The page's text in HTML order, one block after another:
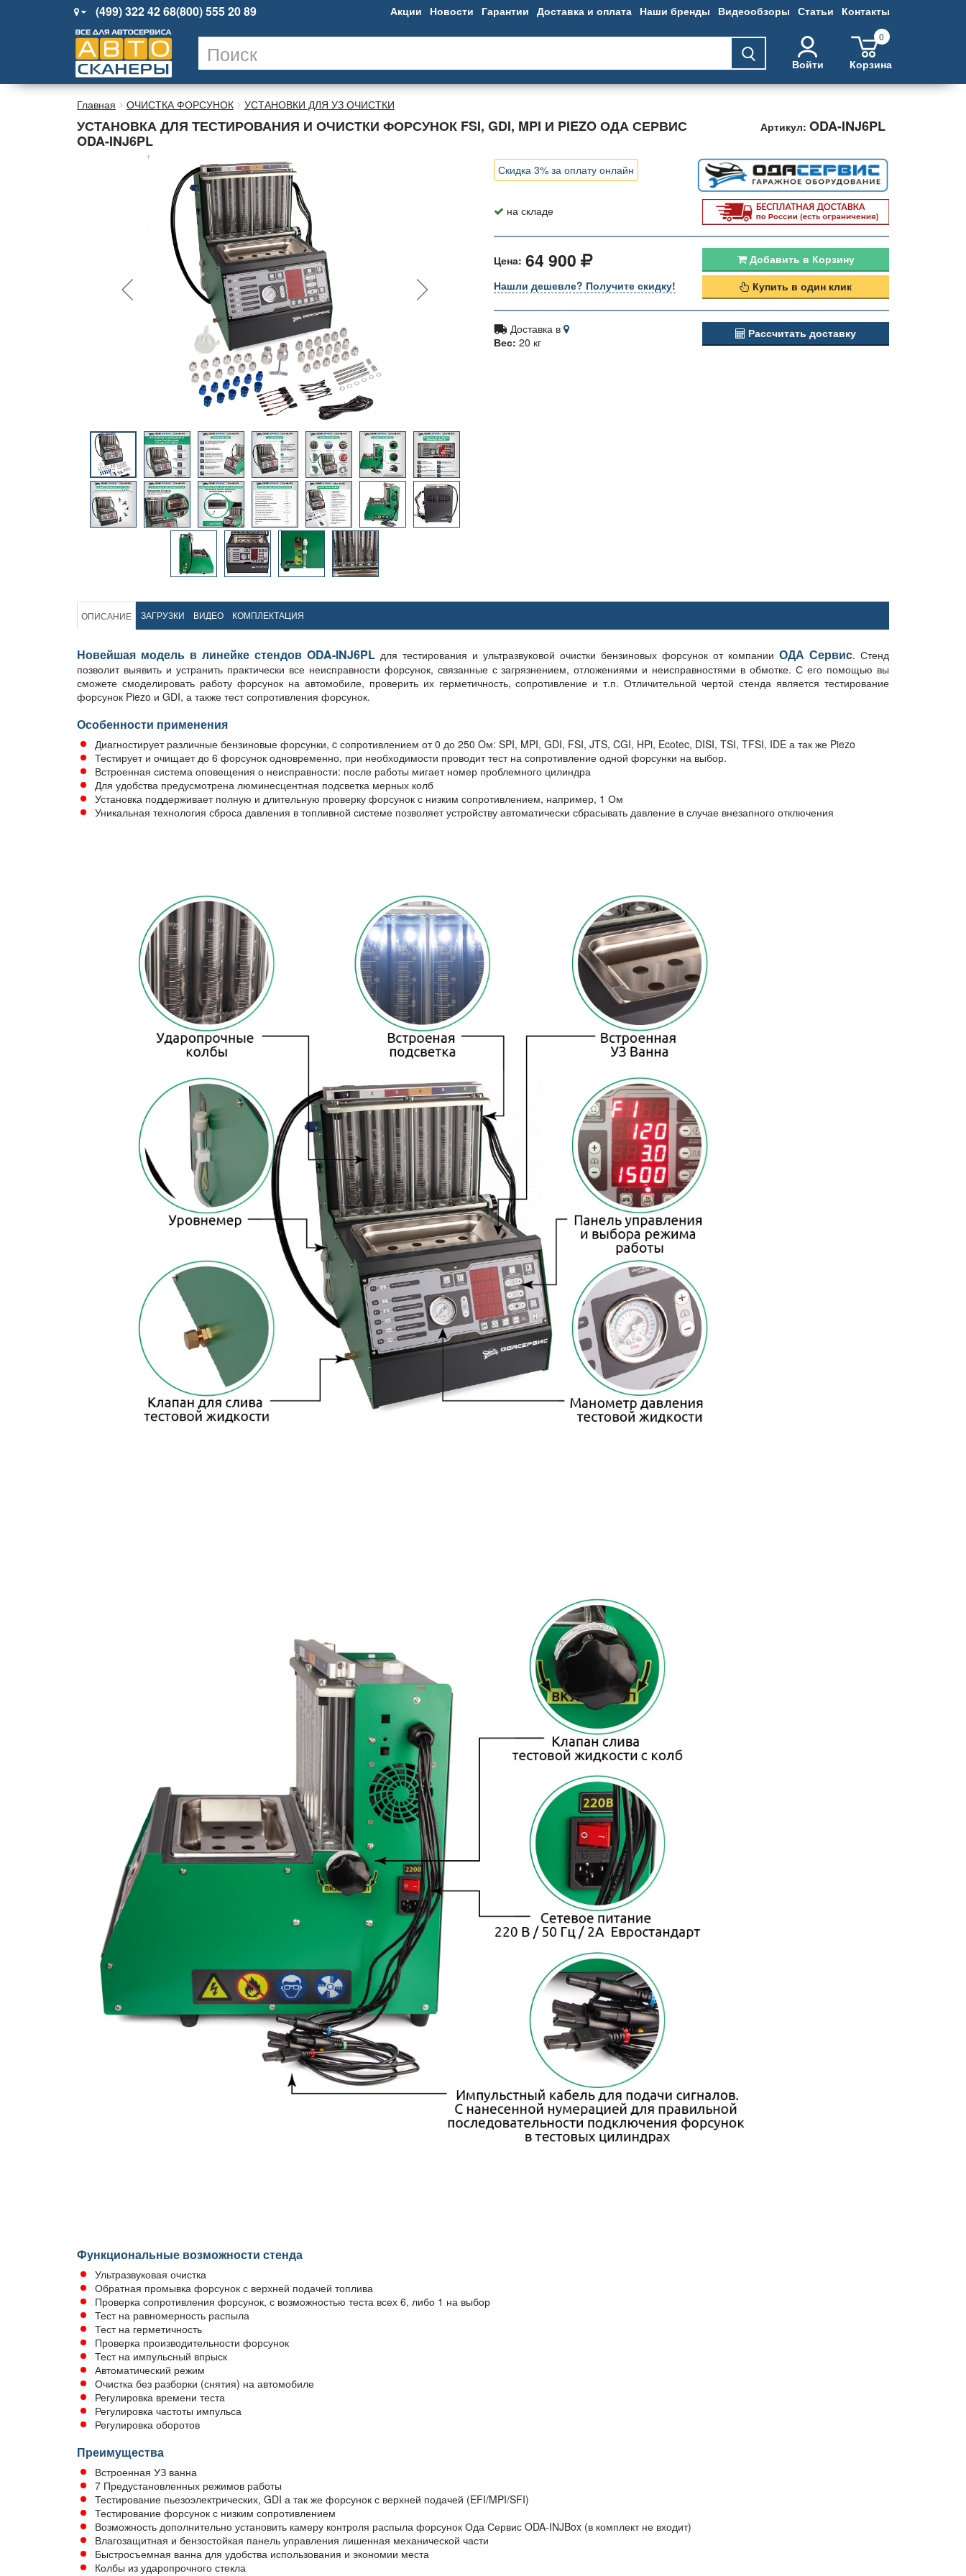
(499) 322 42 68(800) 555 20 89 Акции Новости Гарантии Доставка и оплата Наши бренды Видеообзоры Статьи Контакты
Войти
0
Корзина
Главная ОЧИСТКА ФОРСУНОК УСТАНОВКИ ДЛЯ УЗ ОЧИСТКИ
УСТАНОВКА ДЛЯ ТЕСТИРОВАНИЯ И ОЧИСТКИ ФОРСУНОК FSI, GDI, MPI И PIEZO ОДА СЕРВИС
ODA-INJ6PL
Артикул: ODA-INJ6PL
Скидка 3% за оплату онлайн
на складе
Цена: 64 900
Нашли дешевле? Получите скидку!
Добавить в Корзину
Купить в один клик
Доставка в
Вес: 20 кг
Рассчитать доставку
ОПИСАНИЕ ЗАГРУЗКИ ВИДЕО КОМПЛЕКТАЦИЯ
Новейшая модель в линейке стендов ODA-INJ6PL для тестирования и ультразвуковой очистки бензиновых форсунок от компании ОДА Сервис. Стенд
позволит выявить и устранить практически все неисправности форсунок, связанные с загрязнением, отложениями и неисправностями в обмотке. С его помощью вы
сможете смоделировать работу форсунок на автомобиле, проверить их герметичность, сопротивление и т.п. Отличительной чертой стенда является тестирование
форсунок Piezo и GDI, а также тест сопротивления форсунок.
Особенности применения
Диагностирует различные бензиновые форсунки, c сопротивлением от 0 до 250 Oм: SPI, MPI, GDI, FSI, JTS, CGI, HPi, Ecotec, DISI, TSI, TFSI, IDE а так же Piezo
Тестирует и очищает до 6 форсунок одновременно, при необходимости проводит тест на сопротивление одной форсунки на выбор.
Встроенная система оповещения о неисправности: после работы мигает номер проблемного цилиндра
Для удобства предусмотрена люминесцентная подсветка мерных колб
Установка поддерживает полную и длительную проверку форсунок с низким сопротивлением, например, 1 Ом
Уникальная технология сброса давления в топливной системе позволяет устройству автоматически сбрасывать давление в случае внезапного отключения
Функциональные возможности стенда
Ультразвуковая очистка
Обратная промывка форсунок с верхней подачей топлива
Проверка сопротивления форсунок, с возможностью теста всех 6, либо 1 на выбор
Тест на равномерность распыла
Тест на герметичность
Проверка производительности форсунок
Тест на импульсный впрыск
Автоматический режим
Очистка без разборки (снятия) на автомобиле
Регулировка времени теста
Регулировка частоты импульса
Регулировка оборотов
Преимущества
Встроенная УЗ ванна
7 Предустановленных режимов работы
Тестирование пьезоэлектрических, GDI а так же форсунок с верхней подачей (EFI/MPI/SFI)
Тестирование форсунок с низким сопротивлением
Возможность дополнительно установить камеру контроля распыла форсунок Ода Сервис ODA-INJBox (в комплект не входит)
Влагозащитная и бензостойкая панель управления лишенная механической части
Быстросъемная ванна для удобства использования и экономии места
Колбы из ударопрочного стекла